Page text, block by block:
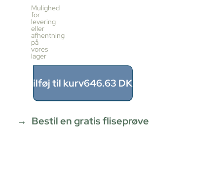
pr.
kasse
10
stk
≈
0.95m²
Pris
kasse
646.63
DKK
÷
0.95m²
Mulighed
for
levering
eller
afhentning
på
vores
lager
Tilføj til kurv646.63 DKK
Bestil en gratis fliseprøve